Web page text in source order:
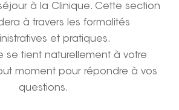
à la Clinique. Cette section
à travers les formalités
et pratiques.
se tient naturellement à votre
moment pour répondre à vos
questions.